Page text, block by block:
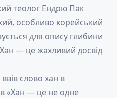
теолог Ендрю Пак
особливо корейський
для опису глибини
— це жахливий досвід
слово хан в
«Хан — це не одне